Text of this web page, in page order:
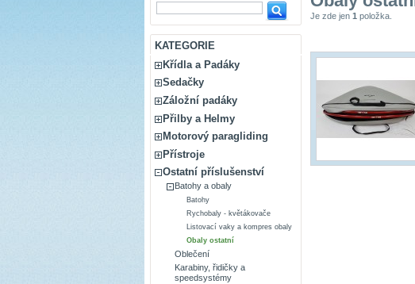
KATEGORIE
Křídla a Padáky
Sedačky
Záložní padáky
Přilby a Helmy
Motorový paragliding
Přístroje
Ostatní příslušenství
Batohy a obaly
Batohy
Rychobaly - květákovače
Listovací vaky a kompres obaly
Obaly ostatní
Oblečení
Karabiny, řidičky a
speedsystémy
Je zde jen1položka.